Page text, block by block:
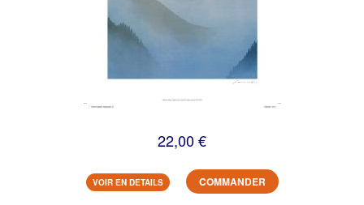
22,00 €
VOIR EN DETAILS COMMANDER